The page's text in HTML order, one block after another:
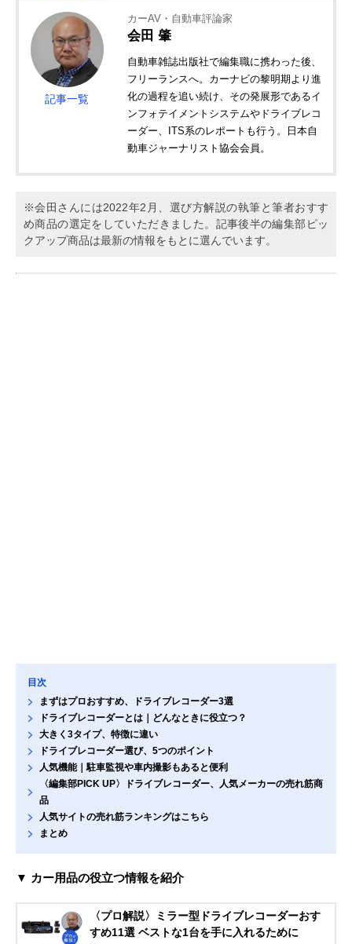
記事一覧
カーAV・自動車評論家
会田 肇
自動車雑誌出版社で編集職に携わった後、
フリーランスへ。カーナビの黎明期より進
化の過程を追い続け、その発展形であるイ
ンフォテイメントシステムやドライブレコ
ーダー、ITS系のレポートも行う。日本自
動車ジャーナリスト協会会員。
※会田さんには2022年2月、選び方解説の執筆と筆者おすす
め商品の選定をしていただきました。記事後半の編集部ピッ
クアップ商品は最新の情報をもとに選んでいます。
目次
まずはプロおすすめ、ドライブレコーダー3選
ドライブレコーダーとは｜どんなときに役立つ？
大きく3タイプ、特徴に違い
ドライブレコーダー選び、5つのポイント
人気機能｜駐車監視や車内撮影もあると便利
〈編集部PICK UP〉ドライブレコーダー、人気メーカーの売れ筋商
品
人気サイトの売れ筋ランキングはこちら
まとめ
▼ カー用品の役立つ情報を紹介
〈プロ解説〉ミラー型ドライブレコーダーおす
すめ11選 ベストな1台を手に入れるために